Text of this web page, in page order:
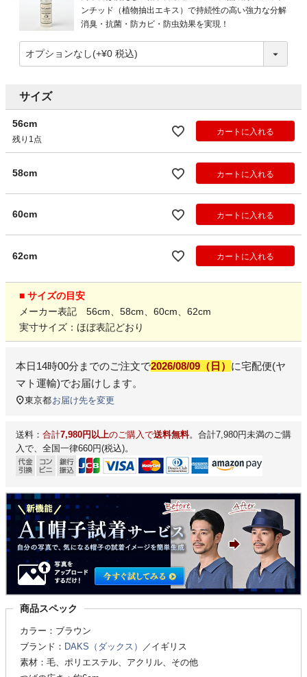
ンチッド（植物抽出エキス）で持続性の高い強力な分解
消臭・抗菌・防カビ・防虫効果を実現！
サイズ
56cm
残り1点
カートに入れる
58cm カートに入れる
60cm カートに入れる
62cm カートに入れる
■ サイズの目安
メーカー表記 56cm、58cm、60cm、62cm
実寸サイズ：ほぼ表記どおり
本日14時00分 までのご注文で2026/08/09（日） に宅配便(ヤ
マト運輸)でお届けします。
東京都お届け先を変更
送料： 合計7,980円以上のご購入で送料無料。合計7,980円未満のご購
入で、全国一律660円(税込)。
商品スペック
カラー：ブラウン
ブランド： DAKS（ダックス）
／イギリス
素材：毛、ポリエステル、アクリル、その他